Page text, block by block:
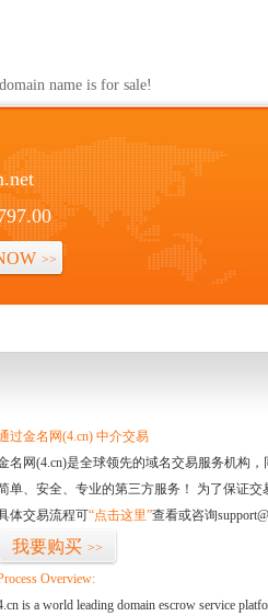
name is for sale!
>>
过金名网(4.cn) 中介交易
名网(4.cn)是全球领先的域名交易服务机构
单、安全、专业的第三方服务！ 为了保证
体交易流程可“点击这里”查看或咨询
我要购买 >>
Overview:
is a world leading domain escrow service